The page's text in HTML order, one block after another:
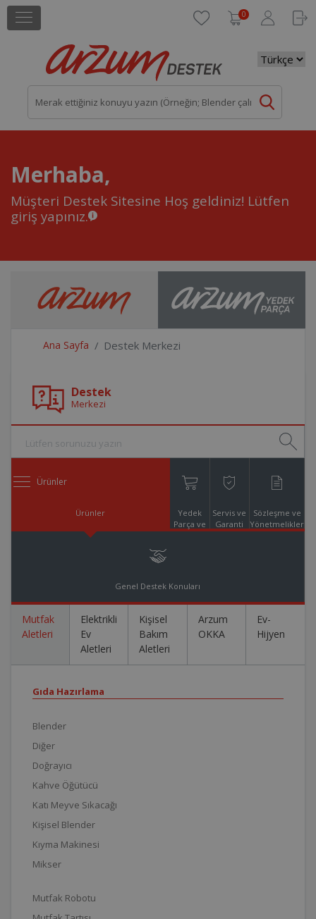
0
Merhaba,
Müşteri Destek Sitesine Hoş geldiniz! Lütfen
giriş yapınız.
Ana Sayfa Destek Merkezi
Destek
Merkezi
Ürünler
Ürünler
Yedek
Parça ve
Servis ve
Garanti
Sözleşme ve
Yönetmelikler
Genel Destek Konuları
Mutfak
Aletleri
Elektrikli
Ev
Aletleri
Kişisel
Bakım
Aletleri
Arzum
OKKA
Ev-
Hijyen
Gıda Hazırlama
Blender
Diğer
Doğrayıcı
Kahve Öğütücü
Katı Meyve Sıkacağı
Kişisel Blender
Kıyma Makinesi
Mikser
Mutfak Robotu